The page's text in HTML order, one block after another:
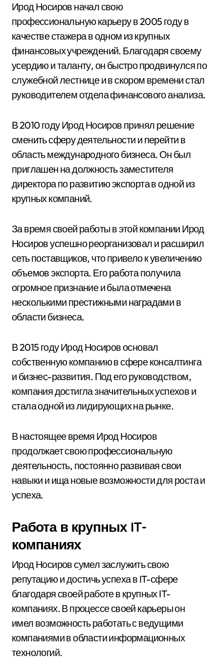
Ирод Носиров начал свою
профессиональную карьеру в 2005 году в
качестве стажера в одном из крупных
финансовых учреждений. Благодаря своему
усердию и таланту, он быстро продвинулся по
служебной лестнице и в скором времени стал
руководителем отдела финансового анализа.
В 2010 году Ирод Носиров принял решение
сменить сферу деятельности и перейти в
область международного бизнеса. Он был
приглашен на должность заместителя
директора по развитию экспорта в одной из
крупных компаний.
За время своей работы в этой компании Ирод
Носиров успешно реорганизовал и расширил
сеть поставщиков, что привело к увеличению
объемов экспорта. Его работа получила
огромное признание и была отмечена
несколькими престижными наградами в
области бизнеса.
В 2015 году Ирод Носиров основал
собственную компанию в сфере консалтинга
и бизнес-развития. Под его руководством,
компания достигла значительных успехов и
стала одной из лидирующих на рынке.
В настоящее время Ирод Носиров
продолжает свою профессиональную
деятельность, постоянно развивая свои
навыки и ища новые возможности для роста и
успеха.
Работа в крупных IT-
компаниях
Ирод Носиров сумел заслужить свою
репутацию и достичь успеха в IT-сфере
благодаря своей работе в крупных IT-
компаниях. В процессе своей карьеры он
имел возможность работать с ведущими
компаниями в области информационных
технологий.